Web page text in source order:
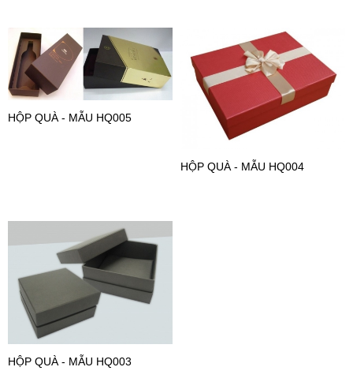
HỘP QUÀ - MẪU HQ005
HỘP QUÀ - MẪU HQ004
HỘP QUÀ - MẪU HQ003